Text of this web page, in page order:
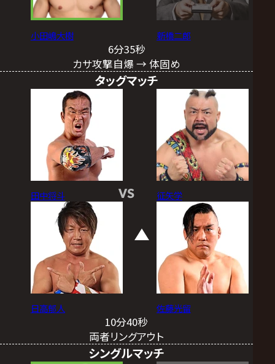
小田嶋大樹 新橋二郎
6分35秒
カサ攻撃自爆 → 体固め
タッグマッチ
田中将斗
日高郁人
VS 征矢学
佐藤光留
10分40秒
両者リングアウト
シングルマッチ